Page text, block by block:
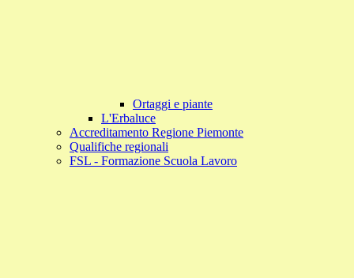
Ortaggi e piante
L'Erbaluce
Accreditamento Regione Piemonte
Qualifiche regionali
FSL - Formazione Scuola Lavoro